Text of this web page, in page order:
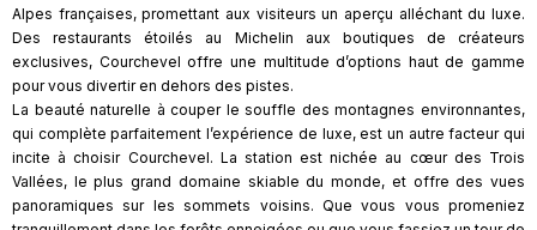
Alpes françaises, promettant aux visiteurs un aperçu alléchant du luxe.
Des restaurants étoilés au Michelin aux boutiques de créateurs
exclusives, Courchevel offre une multitude d’options haut de gamme
pour vous divertir en dehors des pistes.
La beauté naturelle à couper le souffle des montagnes environnantes,
qui complète parfaitement l’expérience de luxe, est un autre facteur qui
incite à choisir Courchevel. La station est nichée au cœur des Trois
Vallées, le plus grand domaine skiable du monde, et offre des vues
panoramiques sur les sommets voisins. Que vous vous promeniez